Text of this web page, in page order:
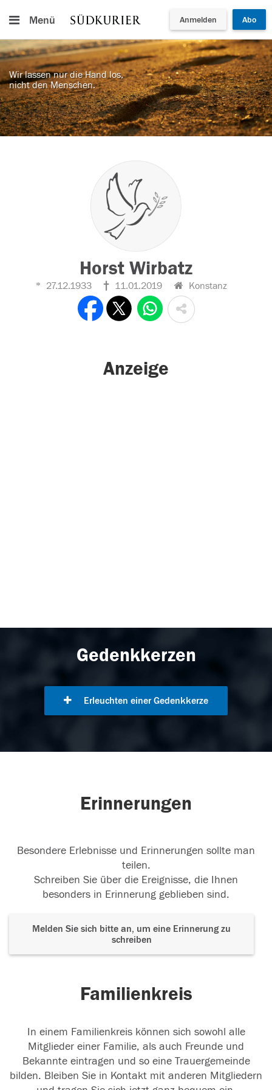
Menü Anmelden Abo
Wir lassen nur die Hand los,
nicht den Menschen.
Horst Wirbatz
27.12.1933 11.01.2019 Konstanz
Anzeige
Gedenkkerzen
Erleuchten einer Gedenkkerze
Erinnerungen
Besondere Erlebnisse und Erinnerungen sollte man
teilen.
Schreiben Sie über die Ereignisse, die Ihnen
besonders in Erinnerung geblieben sind.
Melden Sie sich bitte an, um eine Erinnerung zu
schreiben
Familienkreis
In einem Familienkreis können sich sowohl alle
Mitglieder einer Familie, als auch Freunde und
Bekannte eintragen und so eine Trauergemeinde
bilden. Bleiben Sie in Kontakt mit anderen Mitgliedern